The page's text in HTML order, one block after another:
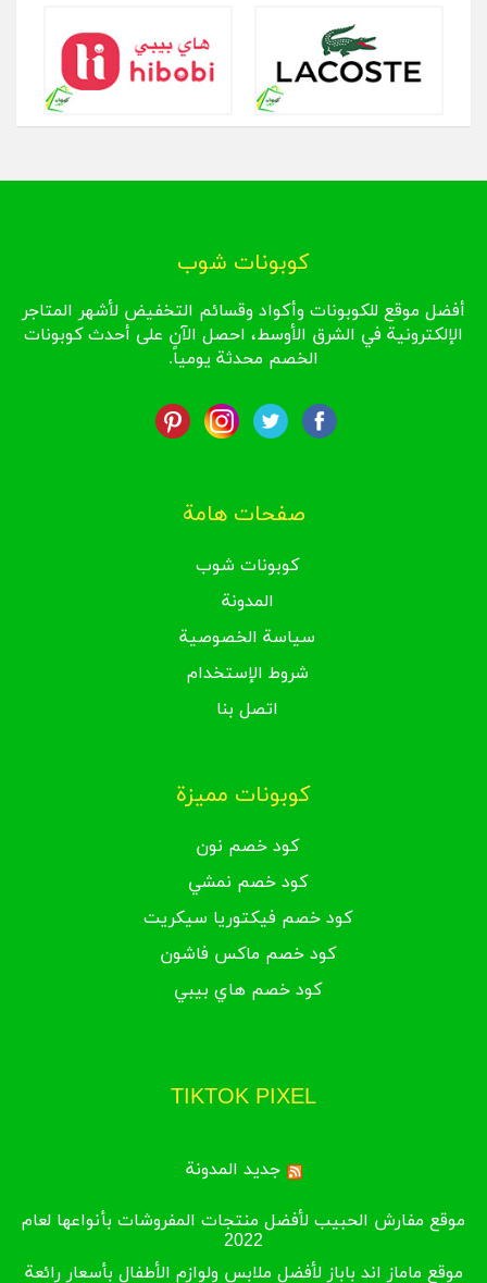
كوبونات شوب
أفضل موقع للكوبونات وأكواد وقسائم التخفيض لأشهر المتاجر
الإلكترونية في الشرق الأوسط، احصل الآن على أحدث كوبونات
الخصم محدثة يومياً.
صفحات هامة
كوبونات شوب
المدونة
سياسة الخصوصية
شروط الإستخدام
اتصل بنا
كوبونات مميزة
كود خصم نون
كود خصم نمشي
كود خصم فيكتوريا سيكريت
كود خصم ماكس فاشون
كود خصم هاي بيبي
TIKTOK PIXEL
جديد المدونة
موقع مفارش الحبيب لأفضل منتجات المفروشات بأنواعها لعام
2022
موقع ماماز اند باباز لأفضل ملابس ولوازم الأطفال بأسعار رائعة